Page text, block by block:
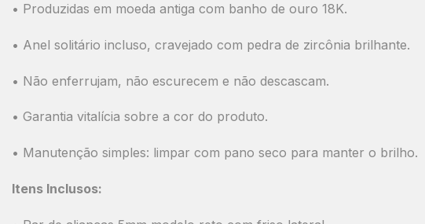
• Produzidas em moeda antiga com banho de ouro 18K.
• Anel solitário incluso, cravejado com pedra de zircônia brilhante.
• Não enferrujam, não escurecem e não descascam.
• Garantia vitalícia sobre a cor do produto.
• Manutenção simples: limpar com pano seco para manter o brilho.
Itens Inclusos: